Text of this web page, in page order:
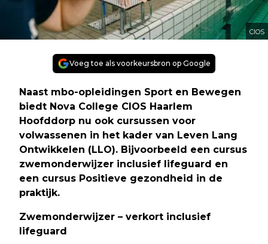
CIOS
Voeg toe als voorkeursbron op Google
Naast mbo-opleidingen Sport en Bewegen
biedt Nova College CIOS Haarlem
Hoofddorp nu ook cursussen voor
volwassenen in het kader van Leven Lang
Ontwikkelen (LLO). Bijvoorbeeld een cursus
zwemonderwijzer inclusief lifeguard en
een cursus Positieve gezondheid in de
praktijk.
Zwemonderwijzer – verkort inclusief
lifeguard